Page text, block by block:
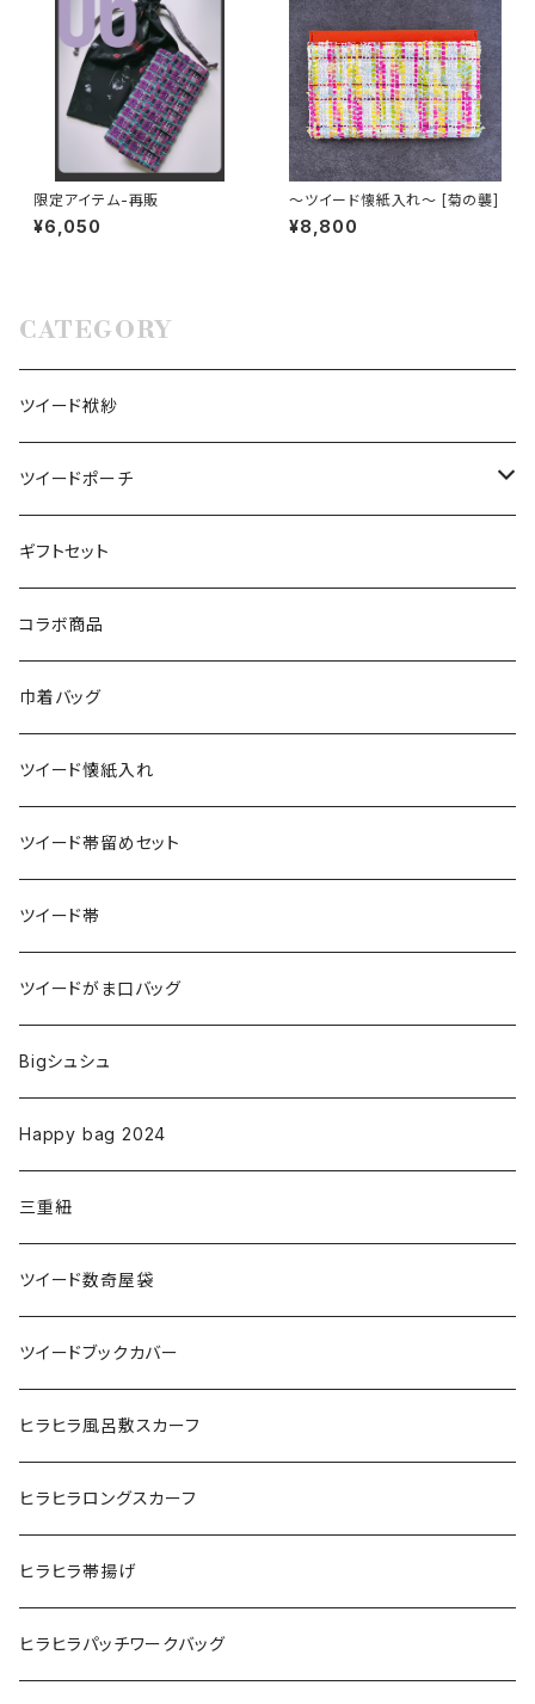
限定アイテム-再販
¥6,050
〜ツイード懐紙入れ〜 [菊の襲]
¥8,800
CATEGORY
ツイード袱紗
ツイードポーチ
ツイードポーチM
ツイードポーチL
ギフトセット
コラボ商品
巾着バッグ
ツイード懐紙入れ
ツイード帯留めセット
ツイード帯
ツイードがま口バッグ
Bigシュシュ
Happy bag 2024
三重紐
ツイード数奇屋袋
ツイードブックカバー
ヒラヒラ風呂敷スカーフ
ヒラヒラロングスカーフ
ヒラヒラ帯揚げ
ヒラヒラパッチワークバッグ